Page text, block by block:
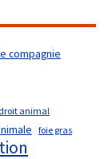
compagnie
droit animal
foie gras